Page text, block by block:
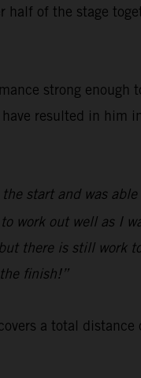
of the stage
strong
resulted in him
start and was
work out well as I
there is still work
finish!”
a total